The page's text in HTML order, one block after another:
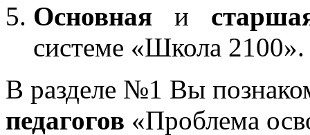
Основная и
системе «Школа 2100».
В разделе №1 Вы
педагогов «Проблема